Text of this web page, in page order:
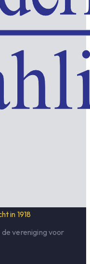
in 1918
vereniging voor